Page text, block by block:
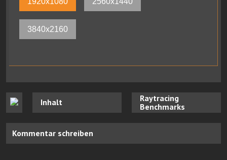
3840x2160
Inhalt
Raytracing
Benchmarks
Kommentar schreiben